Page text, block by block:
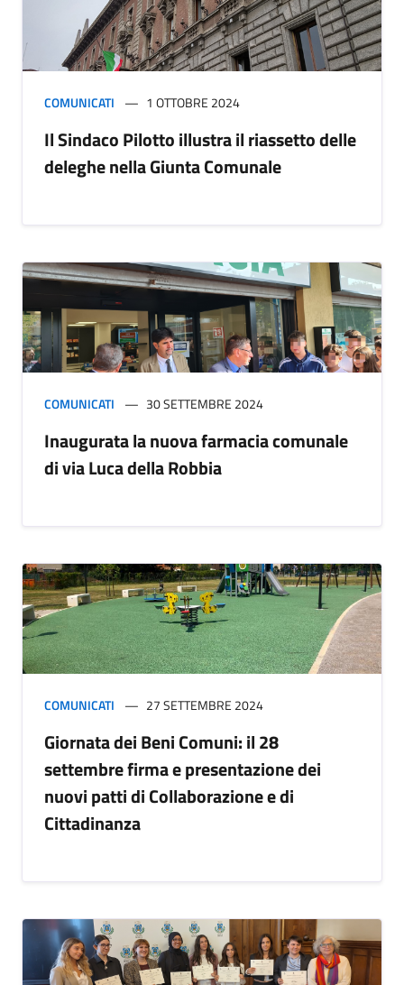
COMUNICATI 1 OTTOBRE 2024
Il Sindaco Pilotto illustra il riassetto delle
deleghe nella Giunta Comunale
COMUNICATI 30 SETTEMBRE 2024
Inaugurata la nuova farmacia comunale
di via Luca della Robbia
COMUNICATI 27 SETTEMBRE 2024
Giornata dei Beni Comuni: il 28
settembre firma e presentazione dei
nuovi patti di Collaborazione e di
Cittadinanza